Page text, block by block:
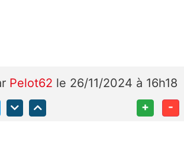
Pelot62 le 26/11/2024 à 16h18
+ -